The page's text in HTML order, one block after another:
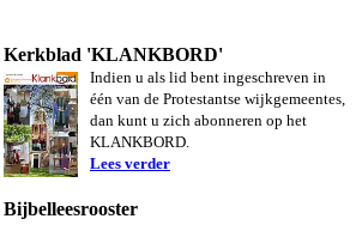
Kerkblad 'KLANKBORD'
Indien u als lid bent ingeschreven in
één van de Protestantse wijkgemeentes,
dan kunt u zich abonneren op het
KLANKBORD.
Lees verder
Bijbelleesrooster